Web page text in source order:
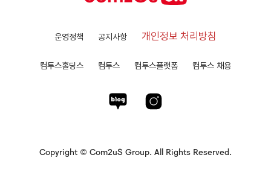
운영정책 공지사항 개인정보 처리방침
컴투스홀딩스 컴투스 컴투스플랫폼 컴투스 채용
Copyright © Com2uS Group. All Rights Reserved.